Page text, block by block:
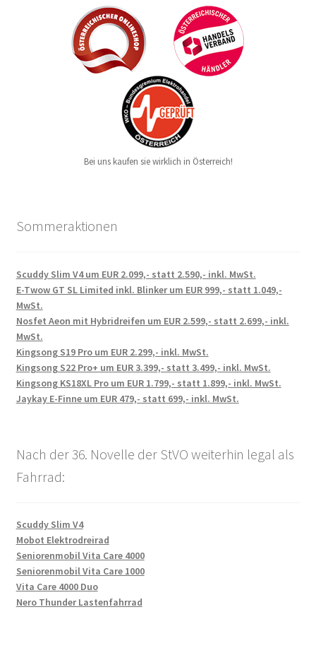
Bei uns kaufen sie wirklich in Österreich!
Sommeraktionen
Scuddy Slim V4 um EUR 2.099,- statt 2.590,- inkl. MwSt.
E-Twow GT SL Limited inkl. Blinker um EUR 999,- statt 1.049,-
MwSt.
Nosfet Aeon mit Hybridreifen um EUR 2.599,- statt 2.699,- inkl.
MwSt.
Kingsong S19 Pro um EUR 2.299,- inkl. MwSt.
Kingsong S22 Pro+ um EUR 3.399,- statt 3.499,- inkl. MwSt.
Kingsong KS18XL Pro um EUR 1.799,- statt 1.899,- inkl. MwSt.
Jaykay E-Finne um EUR 479,- statt 699,- inkl. MwSt.
Nach der 36. Novelle der StVO weiterhin legal als
Fahrrad:
Scuddy Slim V4
Mobot Elektrodreirad
Seniorenmobil Vita Care 4000
Seniorenmobil Vita Care 1000
Vita Care 4000 Duo
Nero Thunder Lastenfahrrad